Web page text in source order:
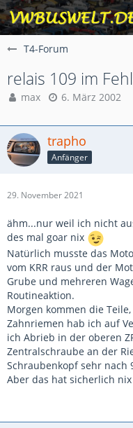
T4-Forum
relais 109 im
max 6. März 2002
trapho
Anfänger
29. November 2021
ähm...nur weil ich nicht
des mal goar nix
Natürlich musste das
vom KRR raus und der
Grube und mehreren
Routineaktion.
Morgen kommen die
Zahnriemen hab ich auf
ich Abrieb in der oberen
Zentralschraube an der
Schraubenkopf sehr nach
Aber das hat sicherlich